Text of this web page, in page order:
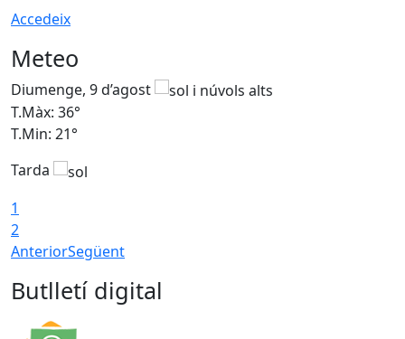
Accedeix
Meteo
Diumenge, 9 d’agost
T.Màx: 36°
T.Min: 21°
Tarda
1
2
AnteriorSegüent
Butlletí digital